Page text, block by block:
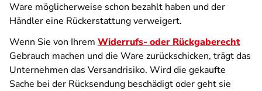
Ware möglicherweise schon bezahlt haben und der
Händler eine Rückerstattung verweigert.
Wenn Sie von Ihrem Widerrufs- oder Rückgaberecht
Gebrauch machen und die Ware zurückschicken, trägt das
Unternehmen das Versandrisiko. Wird die gekaufte
Sache bei der Rücksendung beschädigt oder geht sie